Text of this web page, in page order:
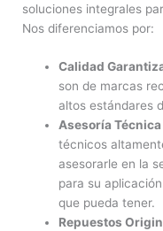
soluciones integrales
Nos diferenciamos por:
Calidad
son de marcas
altos estándares
Asesoría
técnicos
asesorarle en la
para su
que pueda tener.
Repuestos